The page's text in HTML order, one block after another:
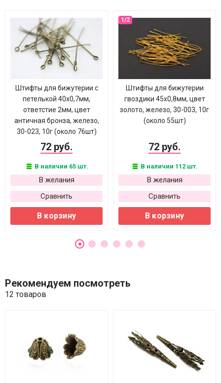
Штифты для бижутерии с
петелькой 40х0,7мм,
ответстие 2мм, цвет
античная бронза, железо,
30-023, 10г (около 76шт)
72 руб.
В наличии 65 шт.
В желания
Сравнить
В корзину
Штифты для бижутерии
гвоздики 45х0,8мм, цвет
золото, железо, 30-003, 10г
(около 55шт)
72 руб.
В наличии 112 шт.
В желания
Сравнить
В корзину
Рекомендуем посмотреть
12 товаров